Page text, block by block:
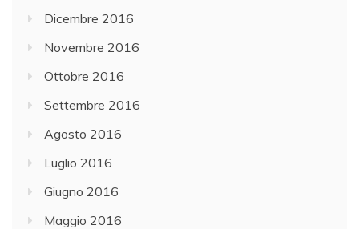
Dicembre 2016
Novembre 2016
Ottobre 2016
Settembre 2016
Agosto 2016
Luglio 2016
Giugno 2016
Maggio 2016